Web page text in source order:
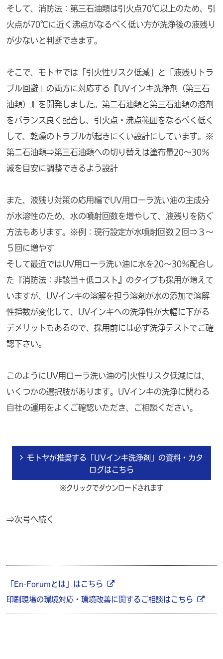
そして、消防法：第三石油類は引火点70℃以上のため、引
火点が70℃に近く沸点がなるべく低い方が洗浄後の液残り
が少ないと判断できます。
そこで、モトヤでは「引火性リスク低減」と「液残りトラ
ブル回避」の両方に対応する『UVインキ洗浄剤（第三石
油類）』を開発しました。第二石油類と第三石油類の溶剤
をバランス良く配合し、引火点・沸点範囲をなるべく低く
して、乾燥のトラブルが起きにくい設計にしています。※
第二石油類⇒第三石油類への切り替えは塗布量20～30％
減を目安に調整できるよう設計
また、液残り対策の応用編でUV用ローラ洗い油の主成分
が水溶性のため、水の噴射回数を増やして、液残りを防ぐ
方法もあります。※例：現行設定が水噴射回数２回⇒３～
５回に増やす
そして最近ではUV用ローラ洗い油に水を20～30％配合し
た『消防法：非該当＋低コスト』のタイプも採用が増えて
いますが、UVインキの溶解を担う溶剤が水の添加で溶解
性指数が変化して、UVインキへの洗浄性が大幅に下がる
デメリットもあるので、採用前には必ず洗浄テストでご確
認下さい。
このようにUV用ローラ洗い油の引火性リスク低減には、
いくつかの選択肢があります。UVインキの洗浄に関わる
自社の運用をよくご確認いただき、ご相談ください。
モトヤが推奨する「UVインキ洗浄剤」の資料・カタ
ログはこちら
※クリックでダウンロードされます
⇒次号へ続く
「En-Forumとは」はこちら
印刷現場の環境対応・環境改善に関するご相談はこちら